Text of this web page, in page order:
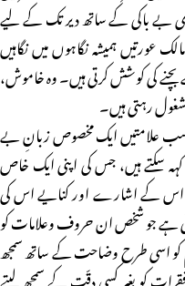
بڑی بے باکی کے ساتھ دیر تک کے لیے
عورتیں ہمیشہ نگاہوں میں نگاہیں
بچنے کی کوشش کرتی ہیں۔ وہ خاموش،
رہتی ہیں۔
سب علامتیں ایک مخصوص زبانِ بے
سکتے ہیں، جس کی اپنی ایک خاص
کے اشارے اور کنایے اس کی
ہے جو شخص ان حروف وعلامات کو
کو اسی طرح وضاحت کے ساتھ سمجھ
کو بغیر کسی دقّت کے سمجھ لیتے